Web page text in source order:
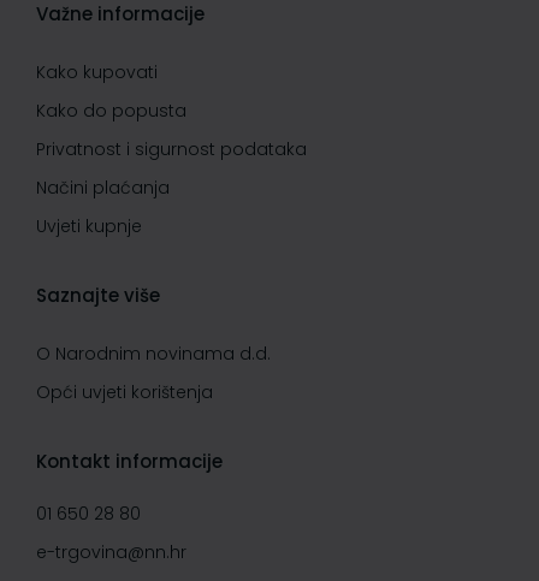
Važne informacije
Kako kupovati
Kako do popusta
Privatnost i sigurnost podataka
Načini plaćanja
Uvjeti kupnje
Saznajte više
O Narodnim novinama d.d.
Opći uvjeti korištenja
Kontakt informacije
01 650 28 80
e-trgovina@nn.hr